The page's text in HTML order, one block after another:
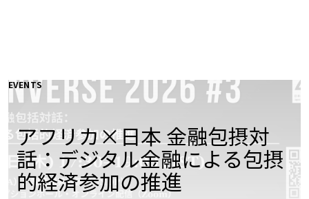
EVENTS
アフリカ×日本 金融包摂対
話：デジタル金融による包摂
的経済参加の推進